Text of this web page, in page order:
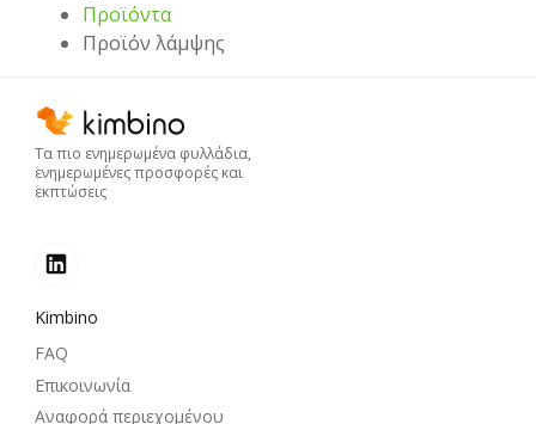
Προϊόντα
Προϊόν λάμψης
Τα πιο ενημερωμένα φυλλάδια,
ενημερωμένες προσφορές και
εκπτώσεις
Kimbino
FAQ
Επικοινωνία
Αναφορά περιεχομένου